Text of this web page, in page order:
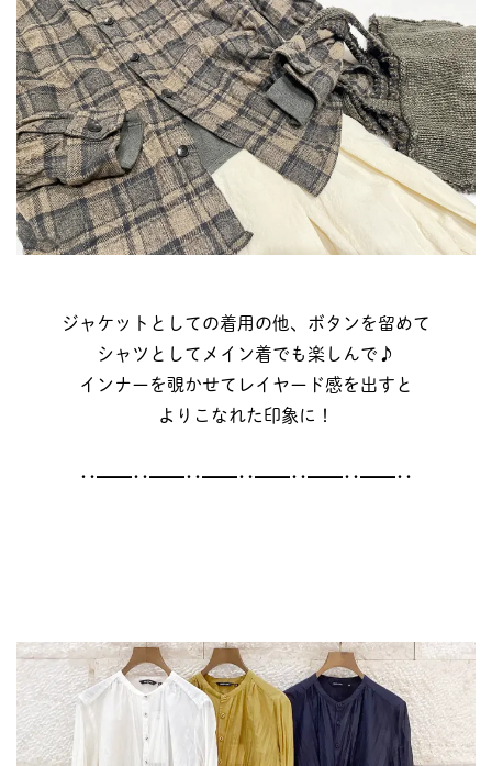
ジャケットとしての着用の他、ボタンを留めて
シャツとしてメイン着でも楽しんで♪
インナーを覗かせてレイヤード感を出すと
よりこなれた印象に！
･･━━･･━━･･━━･･━━･･━━･･━━･･